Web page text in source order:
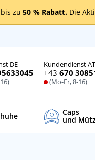
zu 50 % Rabatt. Die
DE Kundendienst AT
+43 670
(Mo-Fr, 8-16)
Caps
und